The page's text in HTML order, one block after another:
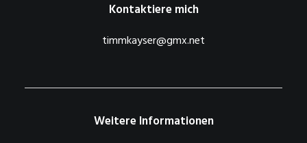
Kontaktiere mich
timmkayser@gmx.net
Weitere Informationen